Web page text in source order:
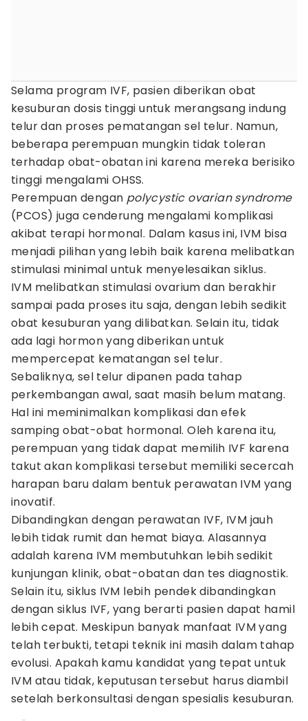
Selama program IVF, pasien diberikan obat
kesuburan dosis tinggi untuk merangsang indung
telur dan proses pematangan sel telur. Namun,
beberapa perempuan mungkin tidak toleran
terhadap obat-obatan ini karena mereka berisiko
tinggi mengalami OHSS.
Perempuan dengan polycystic ovarian syndrome
(PCOS) juga cenderung mengalami komplikasi
akibat terapi hormonal. Dalam kasus ini, IVM bisa
menjadi pilihan yang lebih baik karena melibatkan
stimulasi minimal untuk menyelesaikan siklus.
IVM melibatkan stimulasi ovarium dan berakhir
sampai pada proses itu saja, dengan lebih sedikit
obat kesuburan yang dilibatkan. Selain itu, tidak
ada lagi hormon yang diberikan untuk
mempercepat kematangan sel telur.
Sebaliknya, sel telur dipanen pada tahap
perkembangan awal, saat masih belum matang.
Hal ini meminimalkan komplikasi dan efek
samping obat-obat hormonal. Oleh karena itu,
perempuan yang tidak dapat memilih IVF karena
takut akan komplikasi tersebut memiliki secercah
harapan baru dalam bentuk perawatan IVM yang
inovatif.
Dibandingkan dengan perawatan IVF, IVM jauh
lebih tidak rumit dan hemat biaya. Alasannya
adalah karena IVM membutuhkan lebih sedikit
kunjungan klinik, obat-obatan dan tes diagnostik.
Selain itu, siklus IVM lebih pendek dibandingkan
dengan siklus IVF, yang berarti pasien dapat hamil
lebih cepat. Meskipun banyak manfaat IVM yang
telah terbukti, tetapi teknik ini masih dalam tahap
evolusi. Apakah kamu kandidat yang tepat untuk
IVM atau tidak, keputusan tersebut harus diambil
setelah berkonsultasi dengan spesialis kesuburan.